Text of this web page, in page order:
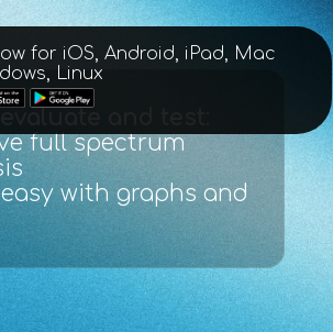
for iOS, Android, iPad, Mac
Linux
and test
full spectrum
with graphs and